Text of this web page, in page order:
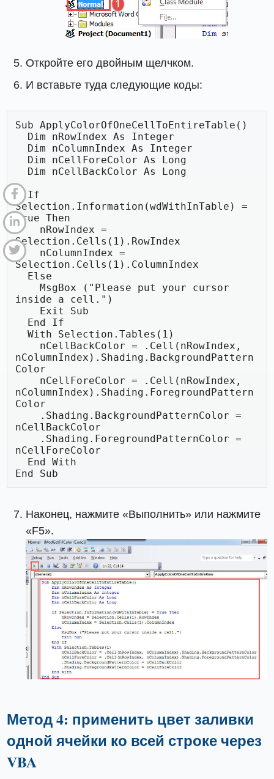
Откройте его двойным щелчком.
И вставьте туда следующие коды:
Sub ApplyColorOfOneCellToEntireTable()
  If
Selection.Information(wdWithInTable) =
True Then
    nRowIndex =
Selection.Cells(1).RowIndex
    nColumnIndex =
Selection.Cells(1).ColumnIndex
inside a cell.")
nColumnIndex).Shading.BackgroundPattern
Color
nColumnIndex).Shading.ForegroundPattern
Color
nCellBackColor
nCellForeColor
End Sub
Наконец, нажмите «Выполнить» или нажмите
«F5».
Метод 4: применить цвет заливки
одной ячейки ко всей строке через
VBA